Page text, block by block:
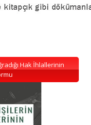
Hak İhlallerinin